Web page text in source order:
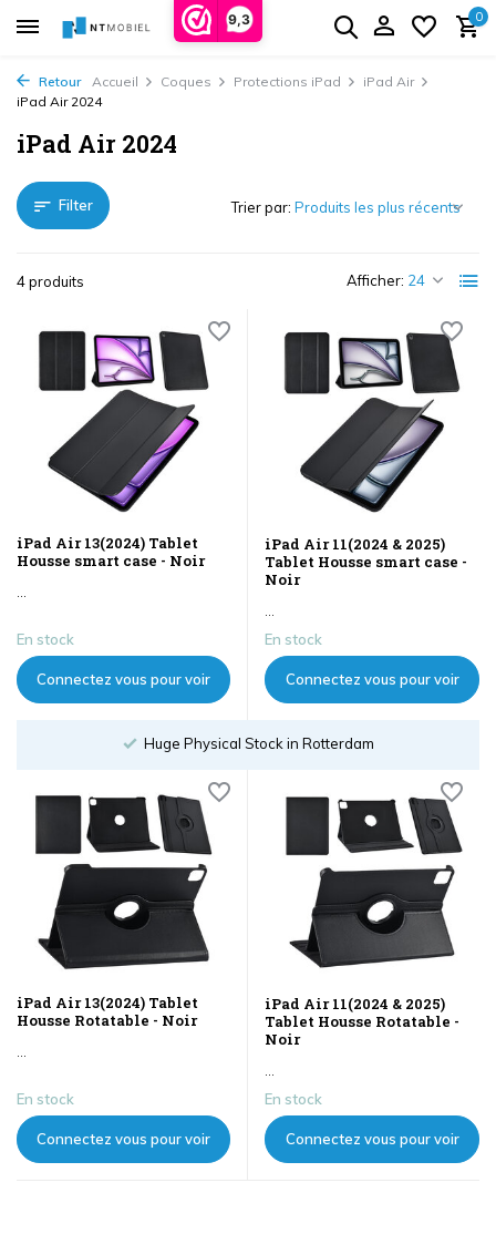
9,3 0
Retour Accueil Coques Protections iPad
iPad Air
iPad Air 2024
iPad Air 2024
Filter
4 produits Afficher:
Trier par:
iPad Air 13(2024) Tablet
Housse smart case - Noir
En stock
Connectez vous pour voir
iPad Air 11(2024 & 2025)
Tablet Housse smart case -
Noir
En stock
Connectez vous pour voir
Huge Physical Stock in Rotterdam
iPad Air 13(2024) Tablet
Housse Rotatable - Noir
...
En stock
Connectez vous pour voir
iPad Air 11(2024 & 2025)
Tablet Housse Rotatable -
Noir
...
En stock
Connectez vous pour voir